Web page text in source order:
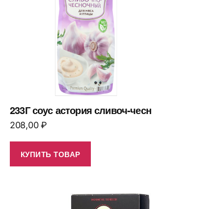
233Г соус астория сливоч-чесн
208,00₽
КУПИТЬ ТОВАР